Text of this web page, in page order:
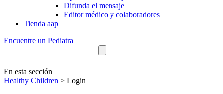
Difunda el mensaje
Editor médico y colaboradores
Tienda aap
Encuentre un Pediatra
En esta sección
Healthy Children > Login